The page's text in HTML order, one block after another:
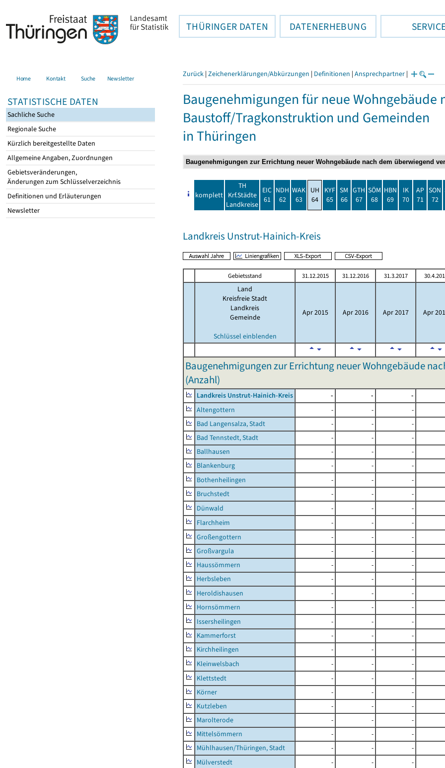
THÜRINGER DATEN DATENERHEBUNG
Home Kontakt Suche Newsletter
STATISTISCHE DATEN
Sachliche Suche
Regionale Suche
Kürzlich bereitgestellte Daten
Allgemeine Angaben, Zuordnungen
Gebietsveränderungen,
Änderungen zum Schlüsselverzeichnis
Definitionen und Erläuterungen
Newsletter
Zurück | Zeichenerklärungen/Abkürzungen | Definitionen | Ansprechpartner |
Baugenehmigungen für neue
Baustoff/Tragkonstruktion und Gemeinden
in Thüringen
komplett
TH
Krf.Städte
Landkreise
EIC
61
NDH
62
WAK
63
UH
64
KYF
65
SM
66
GTH
67
SÖM
68
HBN
69
IK
70
AP
71
SON
72
Landkreis Unstrut-Hainich-Kreis
Gebietsstand 31.12.2015 31.12.2016 31.3.2017
Land
Kreisfreie Stadt
Landkreis
Gemeinde
Schlüssel einblenden
Apr 2015 Apr 2016 Apr 2017 Apr
Baugenehmigungen zur Errichtung neuer Wohngebäude
(Anzahl)
Landkreis Unstrut-Hainich-Kreis - - -
Altengottern
- - -
Bad Langensalza, Stadt
- - -
Bad Tennstedt, Stadt
- - -
Ballhausen
- - -
Blankenburg
- - -
Bothenheilingen
- - -
Bruchstedt
- - -
Dünwald
- - -
Flarchheim
- - -
Großengottern
- - -
Großvargula
- - -
Haussömmern
- - -
Herbsleben
- - -
Heroldishausen
- - -
Hornsömmern
- - -
Issersheilingen
- - -
Kammerforst
- - -
Kirchheilingen
- - -
Kleinwelsbach
- - -
Klettstedt
- - -
Körner
- - -
Kutzleben
- - -
Marolterode
- - -
Mittelsömmern
- - -
Mühlhausen/Thüringen, Stadt
- - -
Mülverstedt
- - -